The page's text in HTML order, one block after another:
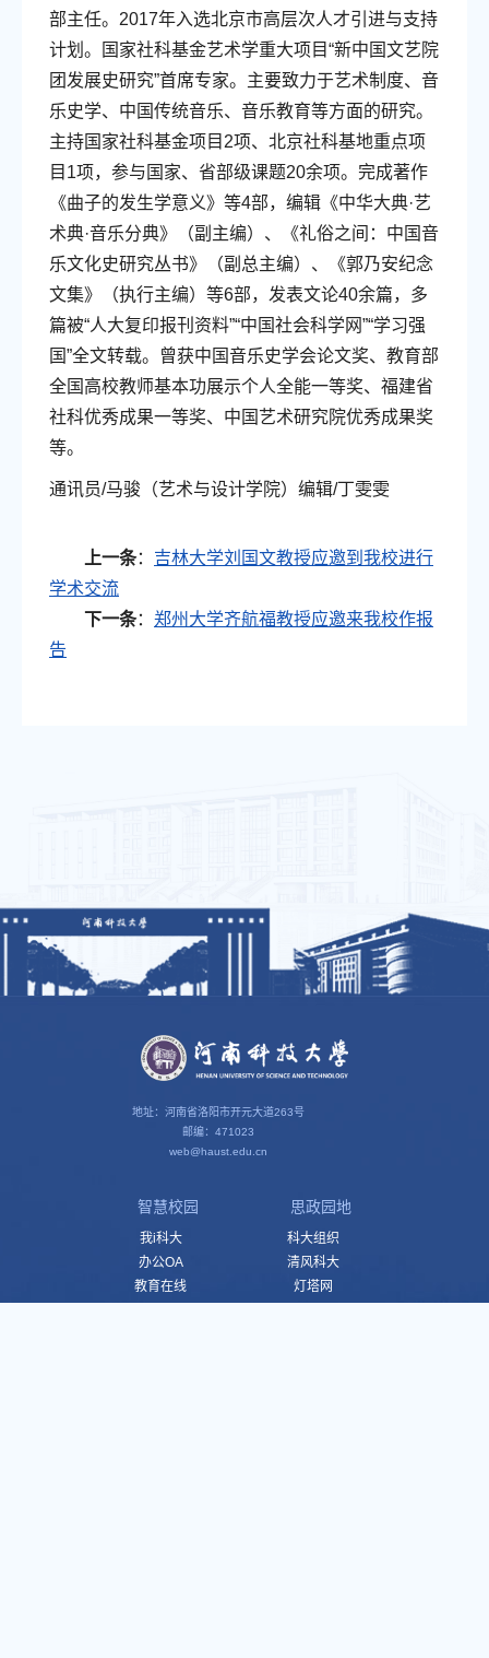
部主任。2017年入选北京市高层次人才引进与支持
计划。国家社科基金艺术学重大项目“新中国文艺院
团发展史研究”首席专家。主要致力于艺术制度、音
乐史学、中国传统音乐、音乐教育等方面的研究。
主持国家社科基金项目2项、北京社科基地重点项
目1项，参与国家、省部级课题20余项。完成著作
《曲子的发生学意义》等4部，编辑《中华大典·艺
术典·音乐分典》（副主编）、《礼俗之间：中国音
乐文化史研究丛书》（副总主编）、《郭乃安纪念
文集》（执行主编）等6部，发表文论40余篇，多
篇被“人大复印报刊资料”“中国社会科学网”“学习强
国”全文转载。曾获中国音乐史学会论文奖、教育部
全国高校教师基本功展示个人全能一等奖、福建省
社科优秀成果一等奖、中国艺术研究院优秀成果奖
等。
通讯员/马骏（艺术与设计学院）编辑/丁雯雯
上一条： 吉林大学刘国文教授应邀到我校进行
学术交流
下一条： 郑州大学齐航福教授应邀来我校作报
告
地址：河南省洛阳市开元大道263号
邮编：471023
web@haust.edu.cn
智慧校园
我i科大
办公OA
教育在线
思政园地
科大组织
清风科大
灯塔网